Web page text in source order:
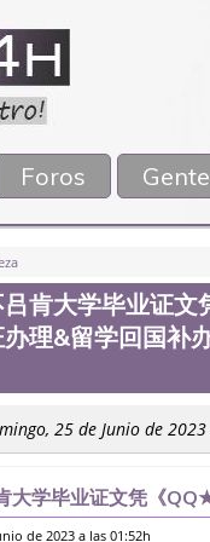
Foros Gente
吕肯大学毕业证
理&留学回国补
25 de Junio de
大学毕业证文凭《
办学历证书。线上购
de 2023 a las 01:52h